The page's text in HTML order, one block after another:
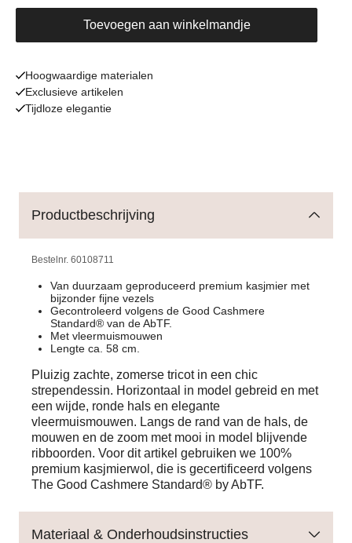
Toevoegen aan winkelmandje
Hoogwaardige materialen
Exclusieve artikelen
Tijdloze elegantie
Productbeschrijving
Bestelnr. 60108711
Van duurzaam geproduceerd premium kasjmier met
bijzonder fijne vezels
Gecontroleerd volgens de Good Cashmere
Standard® van de AbTF.
Met vleermuismouwen
Lengte ca. 58 cm.
Pluizig zachte, zomerse tricot in een chic
strependessin. Horizontaal in model gebreid en met
een wijde, ronde hals en elegante
vleermuismouwen. Langs de rand van de hals, de
mouwen en de zoom met mooi in model blijvende
ribboorden. Voor dit artikel gebruiken we 100%
premium kasjmierwol, die is gecertificeerd volgens
The Good Cashmere Standard® by AbTF.
Materiaal & Onderhoudsinstructies